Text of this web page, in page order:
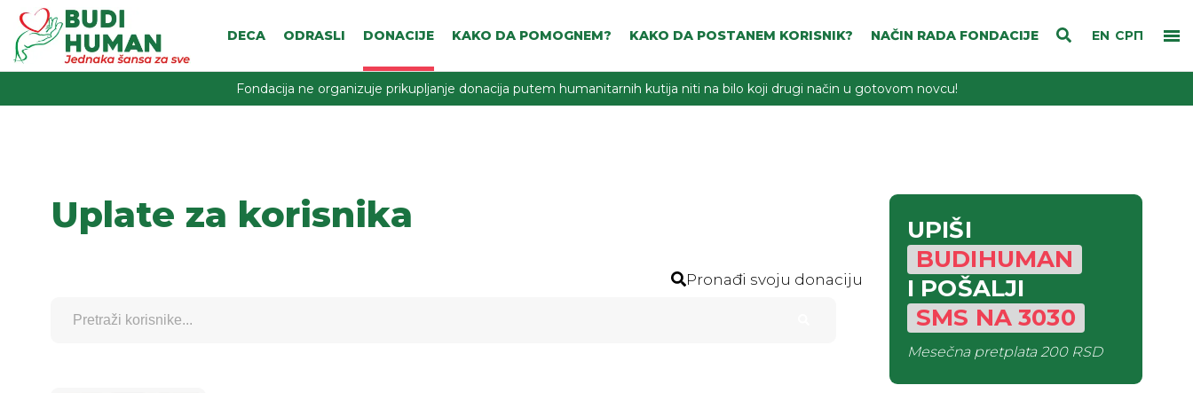
EN СРП
DECA ODRASLI DONACIJE KAKO DA POMOGNEM? KAKO DA POSTANEM KORISNIK? NAČIN RADA FONDACIJE
Fondacija ne organizuje prikupljanje donacija putem humanitarnih kutija niti na bilo koji drugi način u gotovom novcu!
Uplate za korisnika
Pronađi svoju donaciju
UPIŠI
BUDIHUMAN
I POŠALJI
SMS NA3030
Mesečna pretplata200 RSD